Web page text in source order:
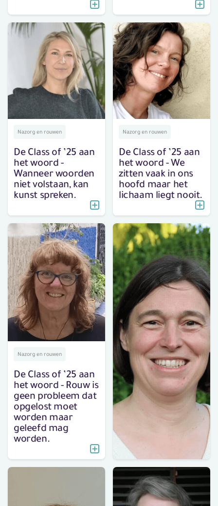
Nazorg en rouwen
De Class of ’25 aan
het woord -
Wanneer woorden
niet volstaan, kan
kunst spreken.
Nazorg en rouwen
De Class of ’25 aan
het woord - We
zitten vaak in ons
hoofd maar het
lichaam liegt nooit.
Nazorg en rouwen
De Class of ’25 aan
het woord - Rouw is
geen probleem dat
opgelost moet
worden maar
geleefd mag
worden.
Nazorg en rouwen
De Class of ’25 aan
het woord - Verlies